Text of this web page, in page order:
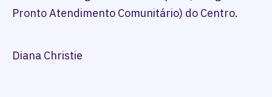
Pronto Atendimento Comunitário) do Centro.
Diana Christie